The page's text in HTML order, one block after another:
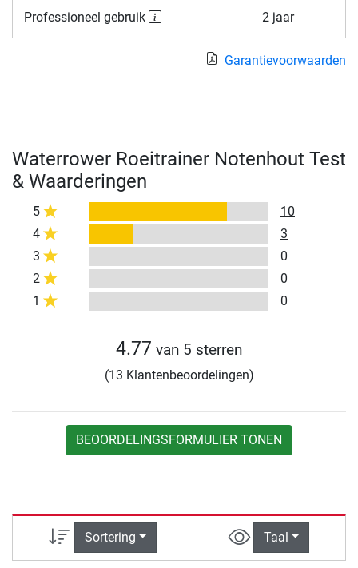
Professioneel gebruik 2 jaar
Garantievoorwaarden
Waterrower Roeitrainer Notenhout Test
& Waarderingen
5
10
4
3
3
0
2
0
1
0
4.77 van 5 sterren
(13 Klantenbeoordelingen)
BEOORDELINGSFORMULIER TONEN
Sortering Taal